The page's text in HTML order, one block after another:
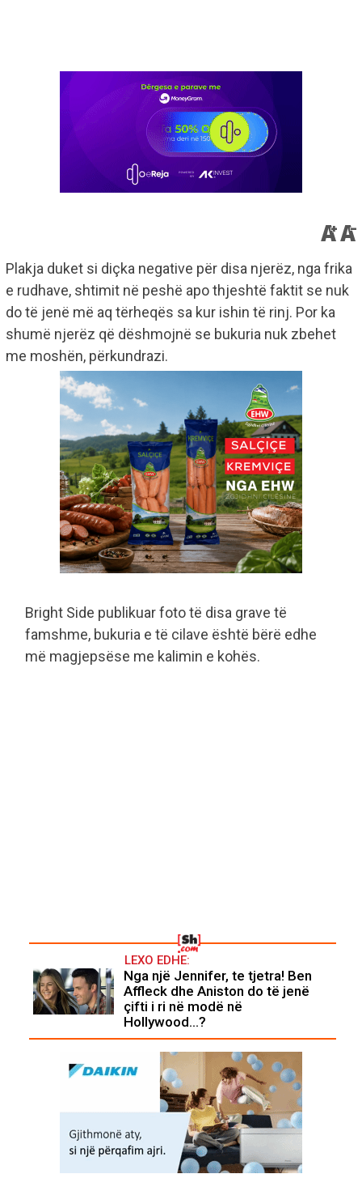
Plakja duket si diçka negative për disa njerëz, nga frika
e rudhave, shtimit në peshë apo thjeshtë faktit se nuk
do të jenë më aq tërheqës sa kur ishin të rinj. Por ka
shumë njerëz që dëshmojnë se bukuria nuk zbehet
me moshën, përkundrazi.
Bright Side publikuar foto të disa grave të
famshme, bukuria e të cilave është bërë edhe
më magjepsëse me kalimin e kohës.
LEXO EDHE:
Nga një Jennifer, te tjetra! Ben
Affleck dhe Aniston do të jenë
çifti i ri në modë në
Hollywood...?